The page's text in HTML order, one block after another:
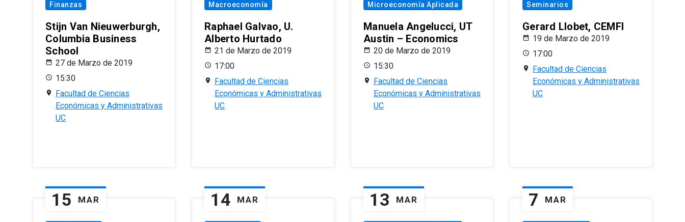
Finanzas
Stijn Van Nieuwerburgh,
Columbia Business
School
27 de Marzo de 2019
15:30
Facultad de Ciencias
Económicas y Administrativas
UC
Macroeconomía
Raphael Galvao, U.
Alberto Hurtado
21 de Marzo de 2019
17:00
Facultad de Ciencias
Económicas y Administrativas
UC
Microeconomía Aplicada
Manuela Angelucci, UT
Austin – Economics
20 de Marzo de 2019
15:30
Facultad de Ciencias
Económicas y Administrativas
UC
Seminarios
Gerard Llobet, CEMFI
19 de Marzo de 2019
17:00
Facultad de Ciencias
Económicas y Administrativas
UC
15 MAR 14 MAR 13 MAR 7 MAR